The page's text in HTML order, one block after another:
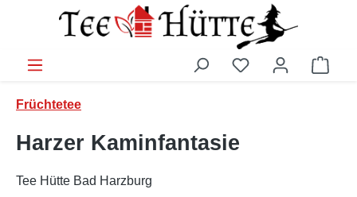
Zum Hauptinhalt springen
Früchtetee
Harzer Kaminfantasie
Tee Hütte Bad Harzburg